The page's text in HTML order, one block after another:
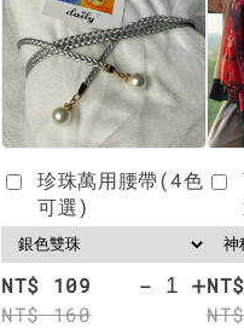
珍珠萬用腰帶(4色
可選)
NT$ 109
NT$ 160
- +